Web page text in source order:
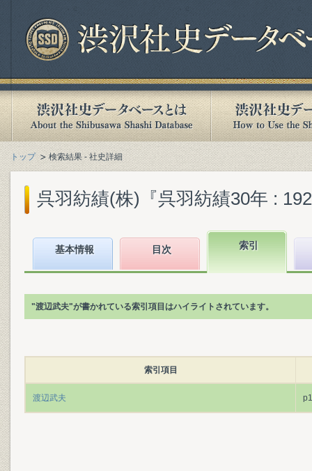
トップ 検索結果 - 社史詳細
呉羽紡績(株)『呉羽紡績30年 :
基本情報 目次 索引
"渡辺武夫"が書かれている索引項目はハイライトされています。
索引項目
渡辺武夫